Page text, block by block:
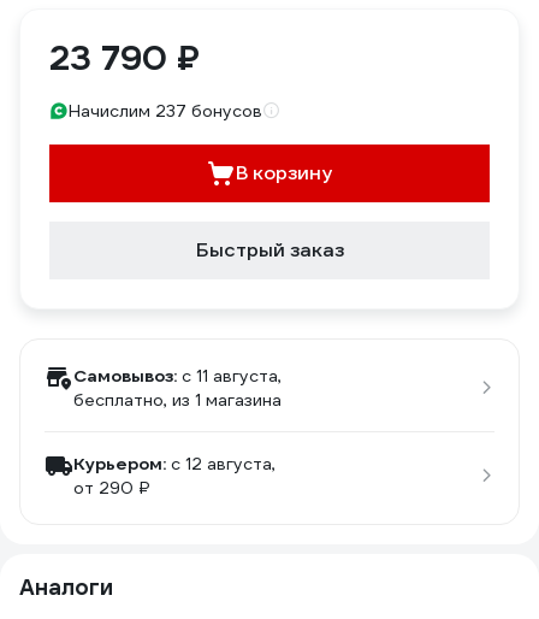
23 790 ₽
Начислим 237 бонусов
В корзину
Быстрый заказ
Самовывоз: c 11 августа,
бесплатно, из 1 магазина
Курьером: c 12 августа,
от 290 ₽
Аналоги